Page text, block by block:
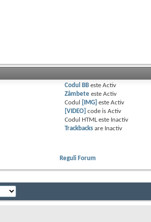
Codul BB esteActiv
Zâmbete esteActiv
Codul
[IMG] esteActiv
[VIDEO] code isActiv
Codul HTML este Inactiv
Trackbacks are Inactiv
Reguli Forum